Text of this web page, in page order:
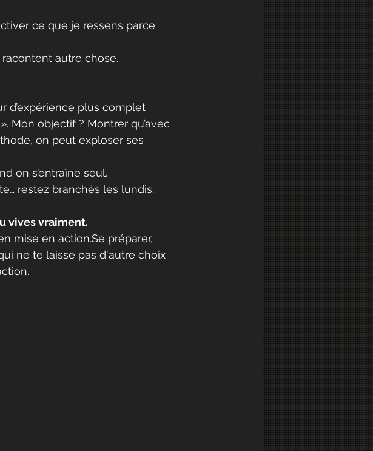
ce que je ressens parce
autre chose.
d’expérience plus complet
Mon objectif ? Montrer qu’avec
on peut exploser ses
on s’entraîne seul.
restez branchés les lundis.
vives vraiment.
mise en action.Se préparer,
ne te laisse pas d'autre choix